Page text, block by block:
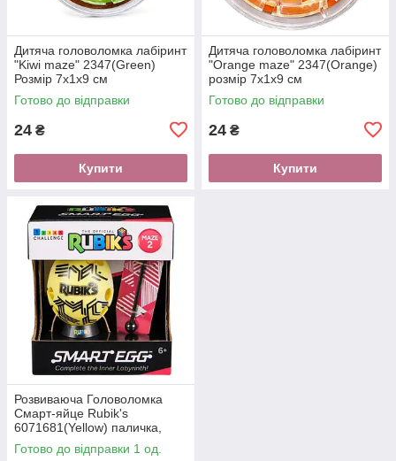
Дитяча головоломка лабіринт
"Kiwi maze" 2347(Green)
Розмір 7х1х9 см
Готово до відправки
24 ₴
Купити
Дитяча головоломка лабіринт
"Orange maze" 2347(Orange)
розмір 7х1х9 см
Готово до відправки
24 ₴
Купити
Розвиваюча Головоломка
Смарт-яйце Rubik's
6071681(Yellow) паличка,
підставка
Готово до відправки 1 од.